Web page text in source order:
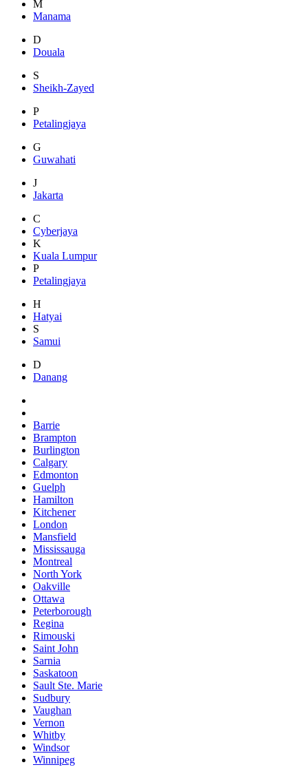
M
Manama
D
Douala
S
Sheikh-Zayed
P
Petalingjaya
G
Guwahati
J
Jakarta
C
Cyberjaya
K
Kuala Lumpur
P
Petalingjaya
H
Hatyai
S
Samui
D
Danang
Barrie
Brampton
Burlington
Calgary
Edmonton
Guelph
Hamilton
Kitchener
London
Mansfield
Mississauga
Montreal
North York
Oakville
Ottawa
Peterborough
Regina
Rimouski
Saint John
Sarnia
Saskatoon
Sault Ste. Marie
Sudbury
Vaughan
Vernon
Whitby
Windsor
Winnipeg